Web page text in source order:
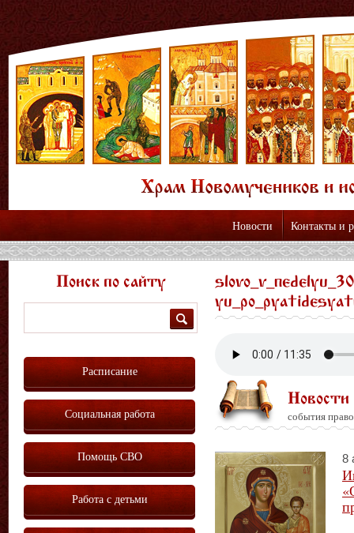
Новости Контакты и
Новости
события
8
Поиск по сайту
Расписание
Социальная работа
Помощь СВО
Работа с детьми